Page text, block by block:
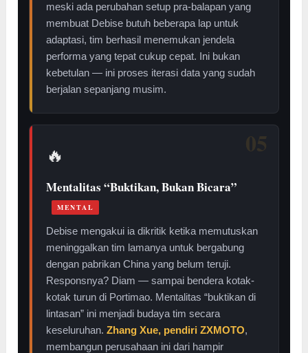
meski ada perubahan setup pra-balapan yang
membuat Debise butuh beberapa lap untuk
adaptasi, tim berhasil menemukan jendela
performa yang tepat cukup cepat. Ini bukan
kebetulan — ini proses iterasi data yang sudah
berjalan sepanjang musim.
05
🔥
Mentalitas “Buktikan, Bukan Bicara”
MENTAL
Debise mengakui ia dikritik ketika memutuskan
meninggalkan tim lamanya untuk bergabung
dengan pabrikan China yang belum teruji.
Responsnya? Diam — sampai bendera kotak-
kotak turun di Portimao. Mentalitas “buktikan di
lintasan” ini menjadi budaya tim secara
keseluruhan.Zhang Xue, pendiri ZXMOTO,
membangun perusahaan ini dari hampir